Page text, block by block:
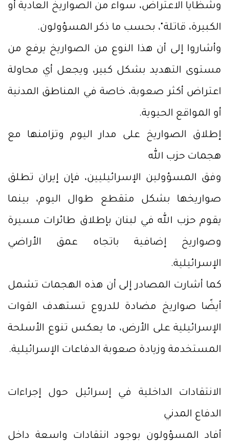
وشظايا الاعتراض، سواء من الصواريخ العادية أو
الكبيرة، قاتلة"، بحسب ما ذكر المسؤولون.
وأشاروا إلى أن هذا النوع من الصواريخ يرفع من
مستوى التهديد بشكل كبير، ويجعل أي محاولة
اعتراض أكثر صعوبة، خاصة في المناطق المدنية
أو المواقع الحيوية.
إطلاق الصواريخ على مدار اليوم وتزامنها مع
هجمات حزب الله
وفق المسؤولين الإسرائيليين، فإن إيران تطلق
صواريخها بشكل متقطع طوال اليوم، بينما
يقوم حزب الله في لبنان بإطلاق طائرات مسيرة
وصواريخ إضافية باتجاه عمق الأراضي
الإسرائيلية.
كما أشارت المصادر إلى أن هذه الهجمات تشمل
أيضًا صواريخ مضادة للدروع تستهدف القوات
الإسرائيلية على الأرض، ما يعكس تنوع الأسلحة
المستخدمة وزيادة صعوبة الدفاعات الإسرائيلية.
الانتقادات الداخلية في إسرائيل حول إجراءات
الدفاع المدني
أفاد المسؤولون بوجود انتقادات واسعة داخل